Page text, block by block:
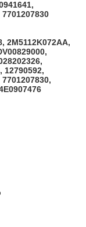
2M5112K072AA,
12790592,